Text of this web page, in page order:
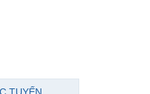
TUYẾN